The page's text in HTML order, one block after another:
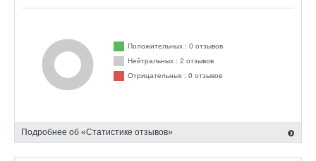
Положительных : 0 отзывов
Нейтральных : 2 отзывов
Отрицательных : 0 отзывов
Подробнее об «Статистике отзывов»